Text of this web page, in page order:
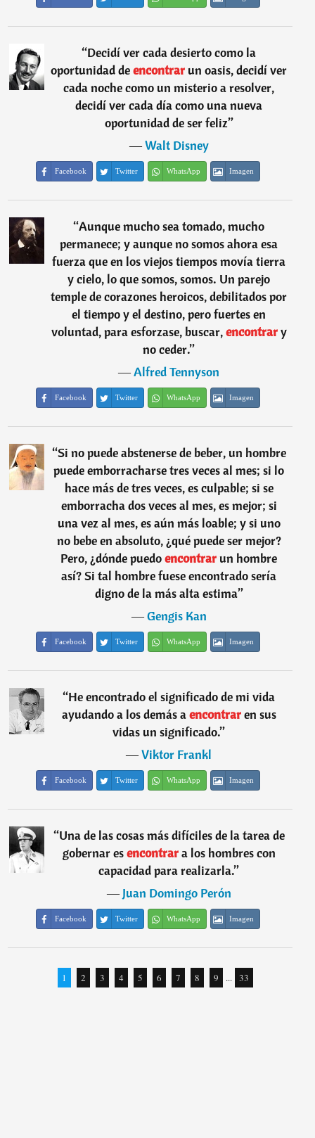
“Decidí ver cada desierto como la
oportunidad deencontrarun oasis, decidí ver
cada noche como un misterio a resolver,
decidí ver cada día como una nueva
oportunidad de ser feliz”
―Walt Disney
Facebook Twitter WhatsApp Imagen
“Aunque mucho sea tomado, mucho
permanece; y aunque no somos ahora esa
fuerza que en los viejos tiempos movía tierra
y cielo, lo que somos, somos. Un parejo
temple de corazones heroicos, debilitados por
el tiempo y el destino, pero fuertes en
voluntad, para esforzase, buscar,encontrary
no ceder.”
―Alfred Tennyson
Facebook Twitter WhatsApp Imagen
“Si no puede abstenerse de beber, un hombre
puede emborracharse tres veces al mes; si lo
hace más de tres veces, es culpable; si se
emborracha dos veces al mes, es mejor; si
una vez al mes, es aún más loable; y si uno
no bebe en absoluto, ¿qué puede ser mejor?
Pero, ¿dónde puedoencontrarun hombre
así? Si tal hombre fuese encontrado sería
digno de la más alta estima”
―Gengis Kan
Facebook Twitter WhatsApp Imagen
“He encontrado el significado de mi vida
ayudando a los demás aencontraren sus
vidas un significado.”
―Viktor Frankl
Facebook Twitter WhatsApp Imagen
“Una de las cosas más difíciles de la tarea de
gobernar esencontrara los hombres con
capacidad para realizarla.”
―Juan Domingo Perón
Facebook Twitter WhatsApp Imagen
1 2 3 4 5 6 7 8 9 ... 33